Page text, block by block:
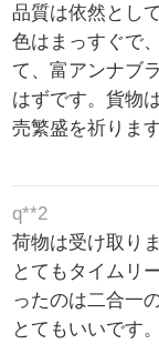
品質は依然とし
色はまっすぐで
て、富アンナブ
はずです。貨物
売繁盛を祈りま
q**2
荷物は受け取り
とてもタイムリ
ったのは二合一
とてもいいです